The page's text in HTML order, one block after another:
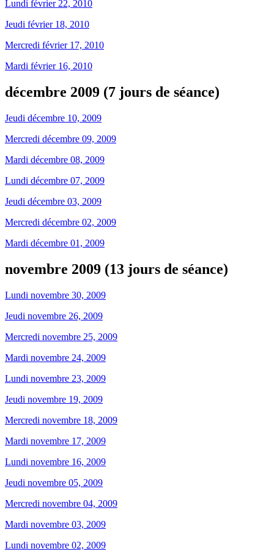
Lundi février 22, 2010
Jeudi février 18, 2010
Mercredi février 17, 2010
Mardi février 16, 2010
décembre 2009 (7 jours de séance)
Jeudi décembre 10, 2009
Mercredi décembre 09, 2009
Mardi décembre 08, 2009
Lundi décembre 07, 2009
Jeudi décembre 03, 2009
Mercredi décembre 02, 2009
Mardi décembre 01, 2009
novembre 2009 (13 jours de séance)
Lundi novembre 30, 2009
Jeudi novembre 26, 2009
Mercredi novembre 25, 2009
Mardi novembre 24, 2009
Lundi novembre 23, 2009
Jeudi novembre 19, 2009
Mercredi novembre 18, 2009
Mardi novembre 17, 2009
Lundi novembre 16, 2009
Jeudi novembre 05, 2009
Mercredi novembre 04, 2009
Mardi novembre 03, 2009
Lundi novembre 02, 2009